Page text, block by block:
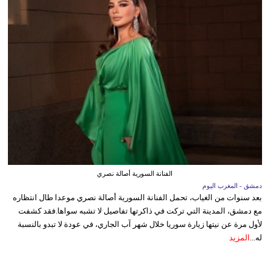
الفنانة السورية أصالة نصري
دمشق - المغرب اليوم
بعد سنوات من الغياب، تحمل الفنانة السورية أصالة نصري موعدا طال انتظاره
مع دمشق، المدينة التي تركت في ذاكرتها تفاصيل لا تشبه سواها.فقد كشفت
لأول مرة عن نيتها زيارة سوريا خلال شهر آب الجاري، في عودة لا تبدو بالنسبة
له... المزيد